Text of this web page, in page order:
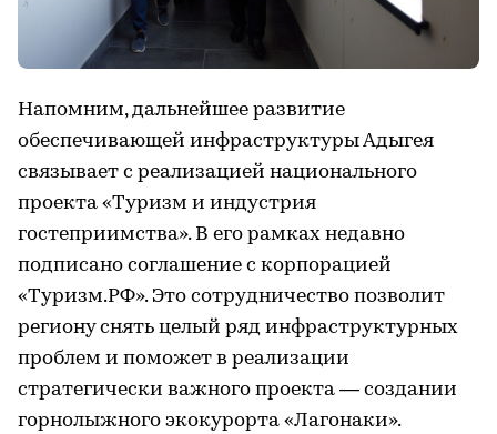
Напомним, дальнейшее развитие
обеспечивающей инфраструктуры Адыгея
связывает с реализацией национального
проекта «Туризм и индустрия
гостеприимства». В его рамках недавно
подписано соглашение с корпорацией
«Туризм.РФ». Это сотрудничество позволит
региону снять целый ряд инфраструктурных
проблем и поможет в реализации
стратегически важного проекта — создании
горнолыжного экокурорта «Лагонаки».